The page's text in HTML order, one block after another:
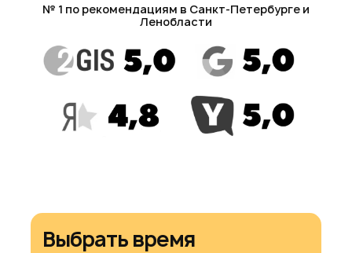
№ 1 по рекомендациям в Санкт-Петербурге и
Ленобласти
Выбрать время